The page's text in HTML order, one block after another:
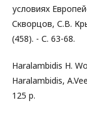
условиях
Скворцов, С.В.
(458). - С. 63-68.
Haralambidis H.
Haralambidis,
125 p.